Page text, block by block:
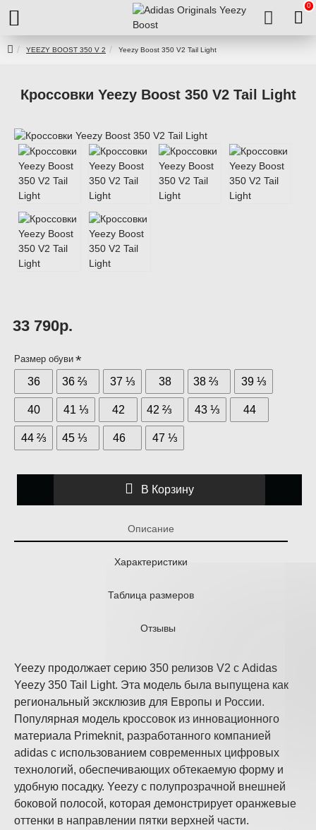
0
YEEZY BOOST 350 V 2 Yeezy Boost 350 V2 Tail Light
Кроссовки Yeezy Boost 350 V2 Tail Light
Описание
Характеристики
Таблица размеров
Отзывы
Yeezy продолжает серию 350 релизов V2 с Adidas
Yeezy 350 Tail Light. Эта модель была выпущена как
региональный эксклюзив для Европы и России.
Популярная модель кроссовок из инновационного
материала Primeknit, разработанного компанией
adidas с использованием современных цифровых
технологий, обеспечивающих обтекаемую форму и
удобную посадку. Yeezy с полупрозрачной внешней
боковой полосой, которая демонстрирует оранжевые
оттенки в направлении пятки верхней части.
33 790р.
Размер обуви
36 36 ⅔ 37 ⅓ 38 38 ⅔ 39 ⅓
40 41 ⅓ 42 42 ⅔ 43 ⅓ 44
44 ⅔ 45 ⅓ 46 47 ⅓
В Корзину